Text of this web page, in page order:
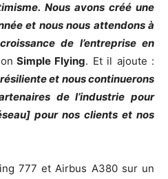
Nous avons créé une
et nous nous attendons à
de l’entreprise en
Simple Flying. Et il ajoute :
et nous continuerons
de l’industrie pour
pour nos clients et nos
777 et Airbus A380 sur un